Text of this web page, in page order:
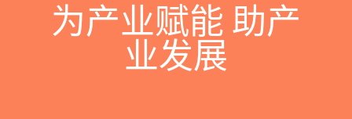
为产业赋能 助产
业发展